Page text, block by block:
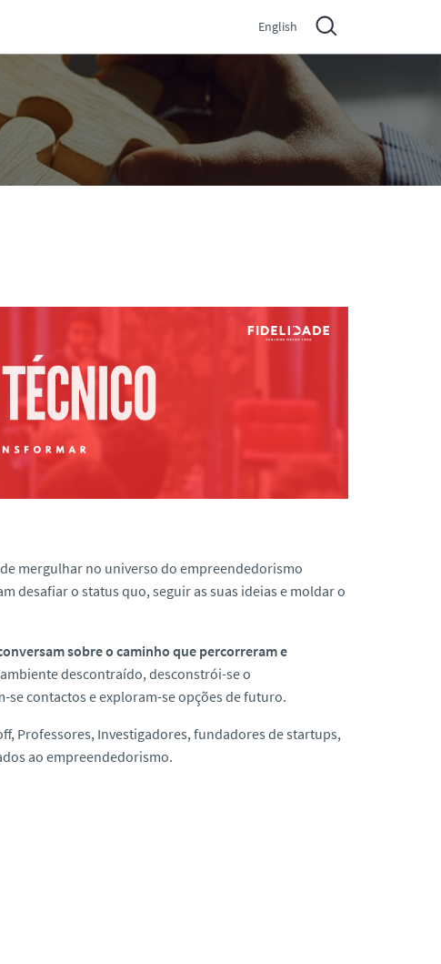
English
mergulhar no universo do empreendedorismo
desafiar o status quo, seguir as suas ideias e moldar o
sobre o caminho que percorreram e
descontraído, desconstrói-se o
contactos e exploram-se opções de futuro.
Professores, Investigadores, fundadores de startups,
ao empreendedorismo.